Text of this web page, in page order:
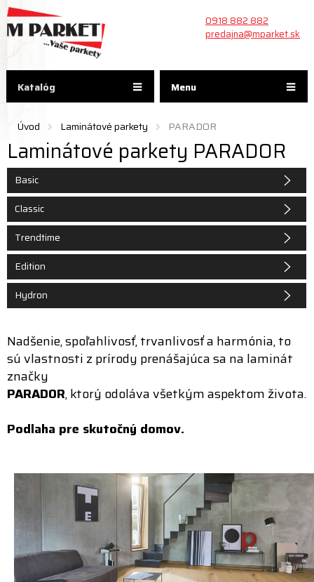
Menu
0918 882 882
predajna@mparket.sk
Úvod Laminátové parkety PARADOR
Laminátové parkety PARADOR
Basic
Classic
Trendtime
Edition
Hydron
Nadšenie, spoľahlivosť, trvanlivosť a harmónia, to
sú vlastnosti z prírody prenášajúca sa na laminát
značky
PARADOR, ktorý odoláva všetkým aspektom života.
Podlaha pre skutočný domov.
Katalóg